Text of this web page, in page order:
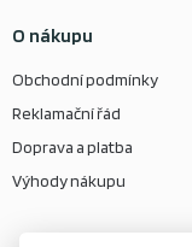
O nákupu
Obchodní podmínky
Reklamační řád
Doprava a platba
Výhody nákupu